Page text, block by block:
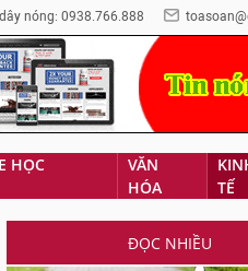
nóng: 0938.766.888
HỌC
VĂN
HÓA
TẾ
ĐỌC NHIỀU